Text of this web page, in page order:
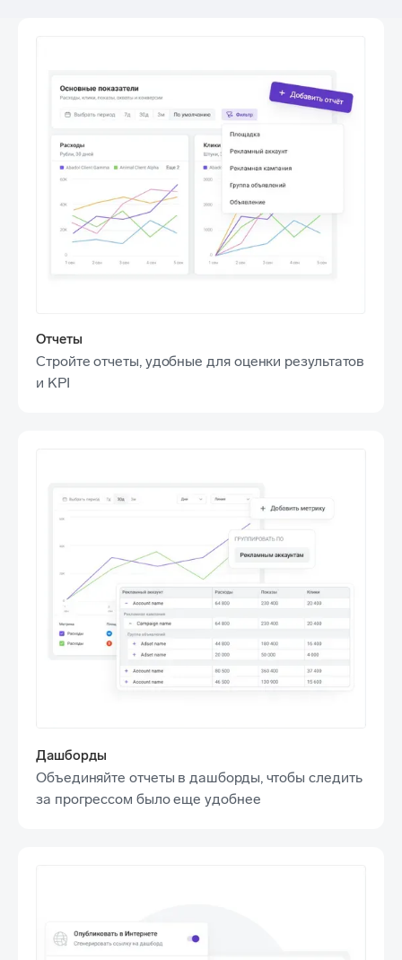
Отчеты
Стройте отчеты, удобные для оценки результатов
и KPI
Дашборды
Объединяйте отчеты в дашборды, чтобы следить
за прогрессом было еще удобнее